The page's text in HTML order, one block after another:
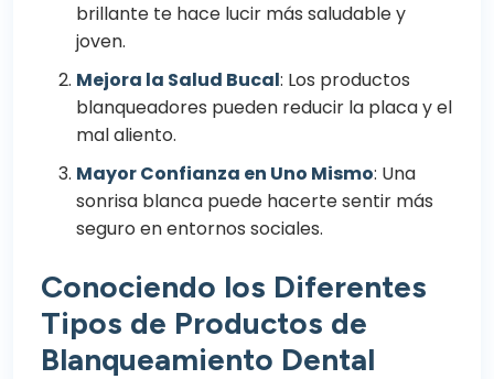
brillante te hace lucir más saludable y
joven.
Mejora la Salud Bucal: Los productos
blanqueadores pueden reducir la placa y el
mal aliento.
Mayor Confianza en Uno Mismo: Una
sonrisa blanca puede hacerte sentir más
seguro en entornos sociales.
Conociendo los Diferentes
Tipos de Productos de
Blanqueamiento Dental